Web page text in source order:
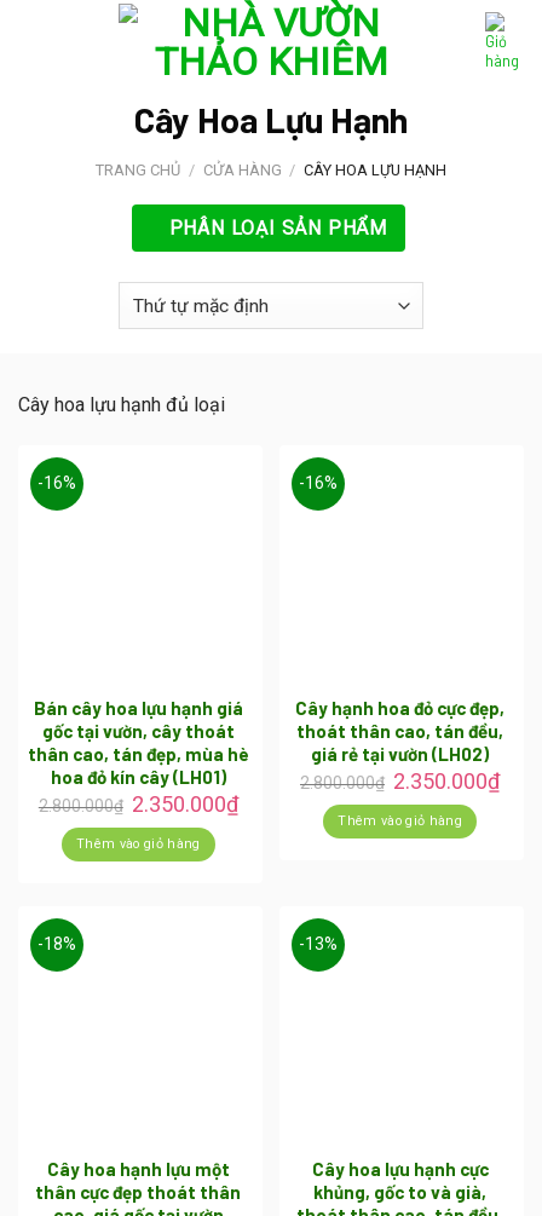
Cây Hoa Lựu Hạnh
TRANG CHỦ / CỬA HÀNG / CÂY HOA LỰU HẠNH
PHÂN LOẠI SẢN PHẨM
Cây hoa lựu hạnh đủ loại
-16%
Bán cây hoa lựu hạnh giá
gốc tại vườn, cây thoát
thân cao, tán đẹp, mùa hè
hoa đỏ kín cây (LH01)
2.800.000₫ 2.350.000₫
Thêm vào giỏ hàng
-16%
Cây hạnh hoa đỏ cực đẹp,
thoát thân cao, tán đều,
giá rẻ tại vườn (LH02)
2.800.000₫ 2.350.000₫
Thêm vào giỏ hàng
-18%
Cây hoa hạnh lựu một
thân cực đẹp thoát thân
-13%
Cây hoa lựu hạnh cực
khủng, gốc to và già,